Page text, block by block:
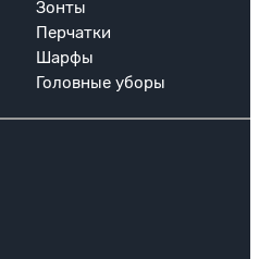
Зонты
Перчатки
Шарфы
Головные уборы